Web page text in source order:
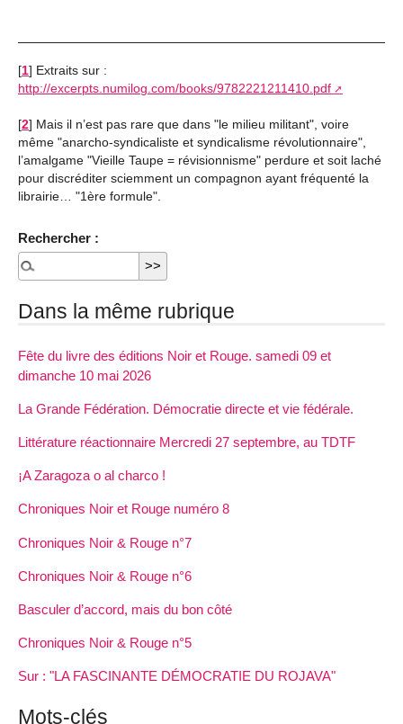
[1] Extraits sur :
http://excerpts.numilog.com/books/9782221211410.pdf
[2] Mais il n’est pas rare que dans "le milieu militant", voire
même "anarcho-syndicaliste et syndicalisme révolutionnaire",
l’amalgame "Vieille Taupe = révisionnisme" perdure et soit laché
pour discréditer sciemment un compagnon ayant fréquenté la
librairie… "1ère formule".
Rechercher :
Dans la même rubrique
Fête du livre des éditions Noir et Rouge. samedi 09 et
dimanche 10 mai 2026
La Grande Fédération. Démocratie directe et vie fédérale.
Littérature réactionnaire Mercredi 27 septembre, au TDTF
¡A Zaragoza o al charco !
Chroniques Noir et Rouge numéro 8
Chroniques Noir & Rouge n°7
Chroniques Noir & Rouge n°6
Basculer d’accord, mais du bon côté
Chroniques Noir & Rouge n°5
Sur : "LA FASCINANTE DÉMOCRATIE DU ROJAVA"
Mots-clés